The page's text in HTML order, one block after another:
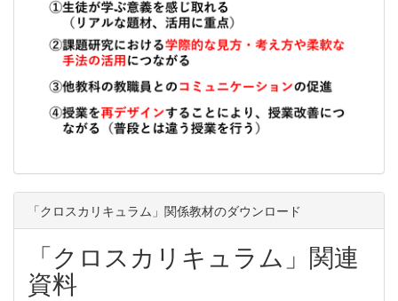
「クロスカリキュラム」関係教材のダウンロード
「クロスカリキュラム」関連
資料